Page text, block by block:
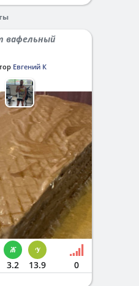
вафельный
Евгений К
3.2 13.9 0